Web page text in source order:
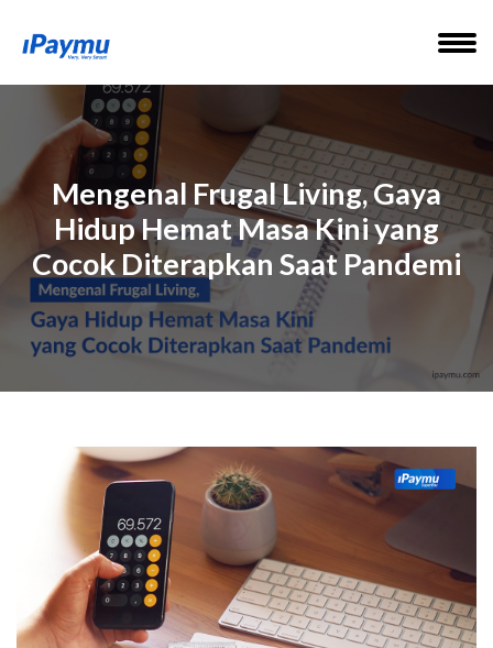
Mengenal Frugal Living, Gaya
Hidup Hemat Masa Kini yang
Cocok Diterapkan Saat Pandemi